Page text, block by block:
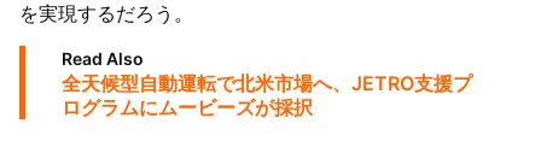
を実現するだろう。
Read Also
全天候型自動運転で北米市場へ、JETRO支援プ
ログラムにムービーズが採択